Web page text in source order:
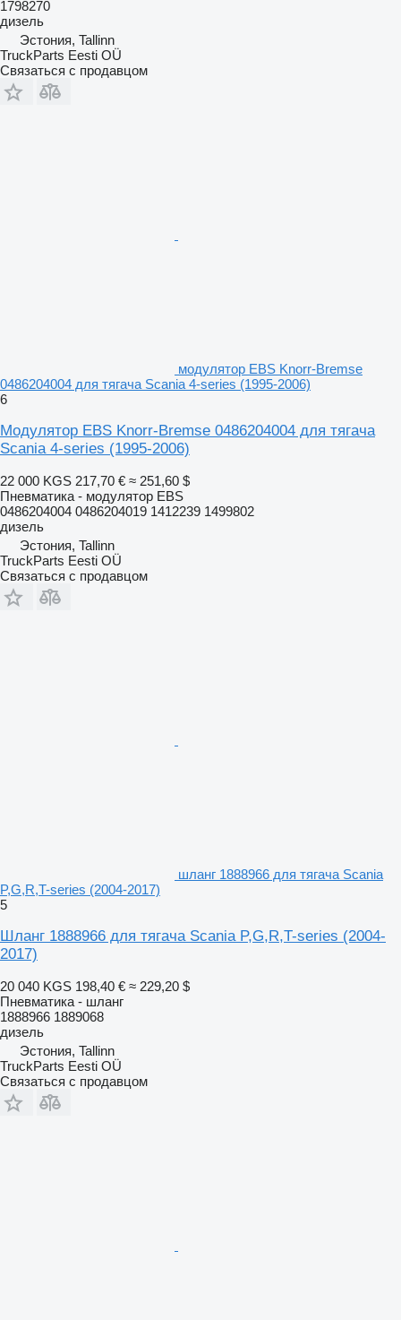
1798270
дизель
Эстония, Tallinn
TruckParts Eesti OÜ
Связаться с продавцом
модулятор EBS Knorr-Bremse
0486204004 для тягача Scania 4-series (1995-2006)
6
Модулятор EBS Knorr-Bremse 0486204004 для тягача
Scania 4-series (1995-2006)
22 000 KGS 217,70 € ≈ 251,60 $
Пневматика - модулятор EBS
0486204004 0486204019 1412239 1499802
дизель
Эстония, Tallinn
TruckParts Eesti OÜ
Связаться с продавцом
шланг 1888966 для тягача Scania
P,G,R,T-series (2004-2017)
5
Шланг 1888966 для тягача Scania P,G,R,T-series (2004-
2017)
20 040 KGS 198,40 € ≈ 229,20 $
Пневматика - шланг
1888966 1889068
дизель
Эстония, Tallinn
TruckParts Eesti OÜ
Связаться с продавцом